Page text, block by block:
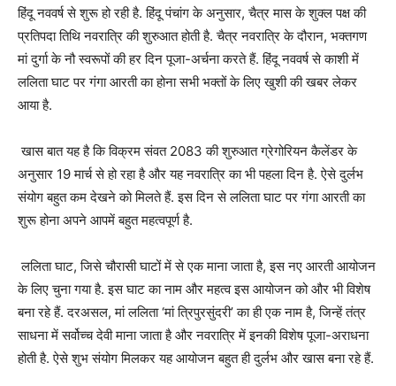
हिंदू नववर्ष से शुरू हो रही है. हिंदू पंचांग के अनुसार, चैत्र मास के शुक्ल पक्ष की
प्रतिपदा तिथि नवरात्रि की शुरुआत होती है. चैत्र नवरात्रि के दौरान, भक्तगण
मां दुर्गा के नौ स्वरूपों की हर दिन पूजा-अर्चना करते हैं. हिंदू नववर्ष से काशी में
ललिता घाट पर गंगा आरती का होना सभी भक्तों के लिए खुशी की खबर लेकर
आया है.
खास बात यह है कि विक्रम संवत 2083 की शुरुआत ग्रेगोरियन कैलेंडर के
अनुसार 19 मार्च से हो रहा है और यह नवरात्रि का भी पहला दिन है. ऐसे दुर्लभ
संयोग बहुत कम देखने को मिलते हैं. इस दिन से ललिता घाट पर गंगा आरती का
शुरू होना अपने आपमें बहुत महत्वपूर्ण है.
ललिता घाट, जिसे चौरासी घाटों में से एक माना जाता है, इस नए आरती आयोजन
के लिए चुना गया है. इस घाट का नाम और महत्व इस आयोजन को और भी विशेष
बना रहे हैं. दरअसल, मां ललिता ‘मां त्रिपुरसुंदरी’ का ही एक नाम है, जिन्हें तंत्र
साधना में सर्वोच्च देवी माना जाता है और नवरात्रि में इनकी विशेष पूजा-अराधना
होती है. ऐसे शुभ संयोग मिलकर यह आयोजन बहुत ही दुर्लभ और खास बना रहे हैं.